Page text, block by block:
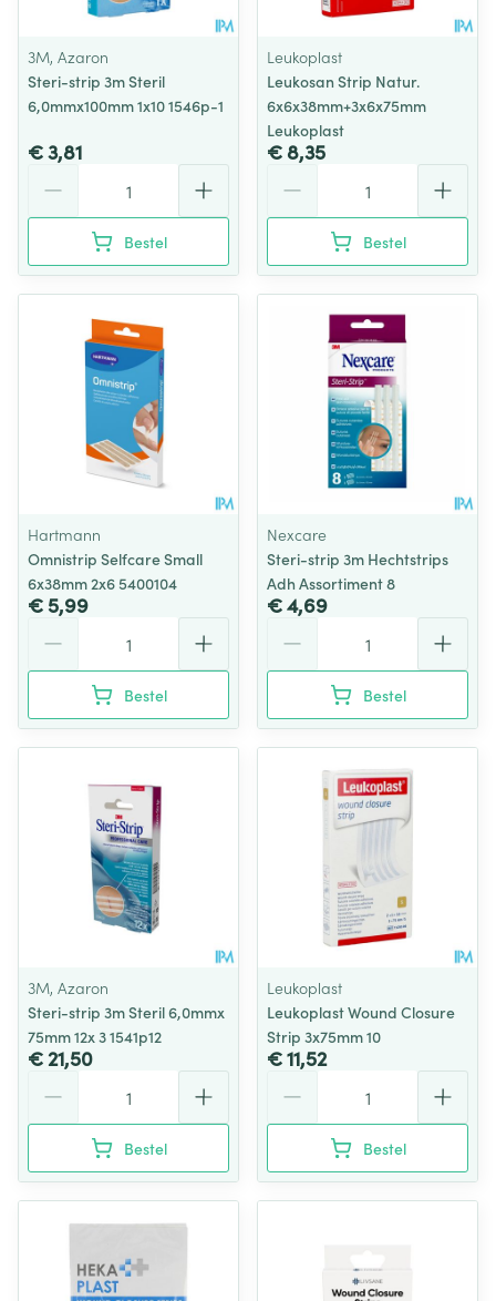
3M, Azaron
Steri-strip 3m Steril
6,0mmx100mm 1x10 1546p-1
€ 3,81
Bestel
Leukoplast
Leukosan Strip Natur.
6x6x38mm+3x6x75mm
Leukoplast
€ 8,35
Bestel
Hartmann
Omnistrip Selfcare Small
6x38mm 2x6 5400104
€ 5,99
Bestel
Nexcare
Steri-strip 3m Hechtstrips
Adh Assortiment 8
€ 4,69
Bestel
3M, Azaron
Steri-strip 3m Steril 6,0mmx
75mm 12x 3 1541p12
€ 21,50
Bestel
Leukoplast
Leukoplast Wound Closure
Strip 3x75mm 10
€ 11,52
Bestel